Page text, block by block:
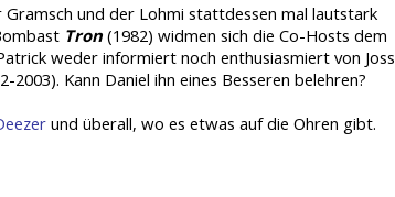
und der Lohmi stattdessen mal lautstark
Tron (1982) widmen sich die Co-Hosts dem
weder informiert noch enthusiasmiert von Joss
2003). Kann Daniel ihn eines Besseren belehren?
und überall, wo es etwas auf die Ohren gibt.